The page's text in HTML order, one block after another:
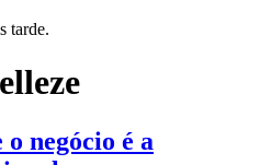
tarde.
negócio é a